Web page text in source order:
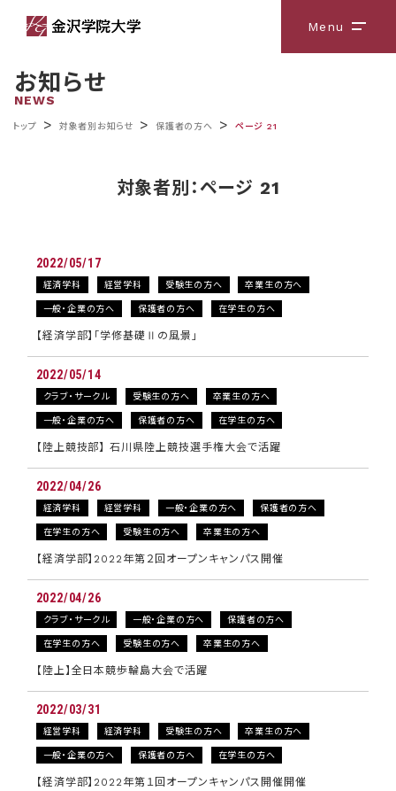
Menu メニ
お知らせ
NEWS
トップ > 対象者別お知らせ > 保護者の方へ > ページ 21
対象者別：ページ 21
2022/05/17
経済学科 経営学科 受験生の方へ 卒業生の方へ
一般・企業の方へ 保護者の方へ 在学生の方へ
【経済学部】「学修基礎Ⅱの風景」
2022/05/14
クラブ・サークル 受験生の方へ 卒業生の方へ
一般・企業の方へ 保護者の方へ 在学生の方へ
【陸上競技部】 石川県陸上競技選手権大会で活躍
2022/04/26
経済学科 経営学科 一般・企業の方へ 保護者の方へ
在学生の方へ 受験生の方へ 卒業生の方へ
【経済学部】2022年第２回オープンキャンパス開催
2022/04/26
クラブ・サークル 一般・企業の方へ 保護者の方へ
在学生の方へ 受験生の方へ 卒業生の方へ
【陸上】全日本競歩輪島大会で活躍
2022/03/31
経営学科 経済学科 受験生の方へ 卒業生の方へ
一般・企業の方へ 保護者の方へ 在学生の方へ
【経済学部】2022年第１回オープンキャンパス開催開催